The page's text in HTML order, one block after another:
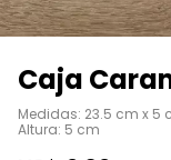
Caja
Medidas: 23.5 cm x 5
Altura: 5 cm